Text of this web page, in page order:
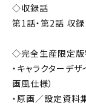
◇収録話
第1話・第2話 収録
◇完全生産限定版
・キャラクターデ
画風仕様）
・原画／設定資料